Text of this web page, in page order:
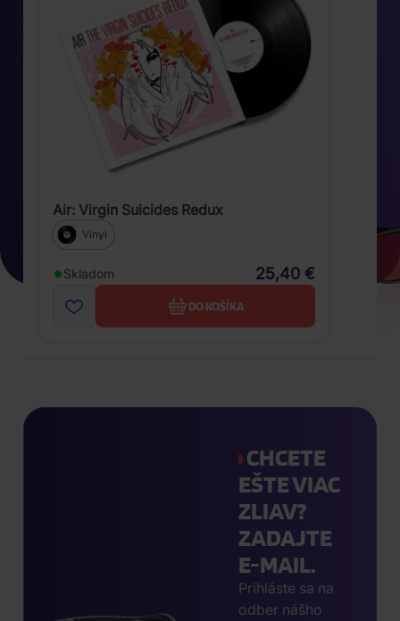
Air: Virgin Suicides Redux
Vinyl
Skladom 25,40 €
DO KOŠÍKA
CHCETE
EŠTE VIAC
ZLIAV?
ZADAJTE
E-MAIL.
Prihláste sa na
odber nášho